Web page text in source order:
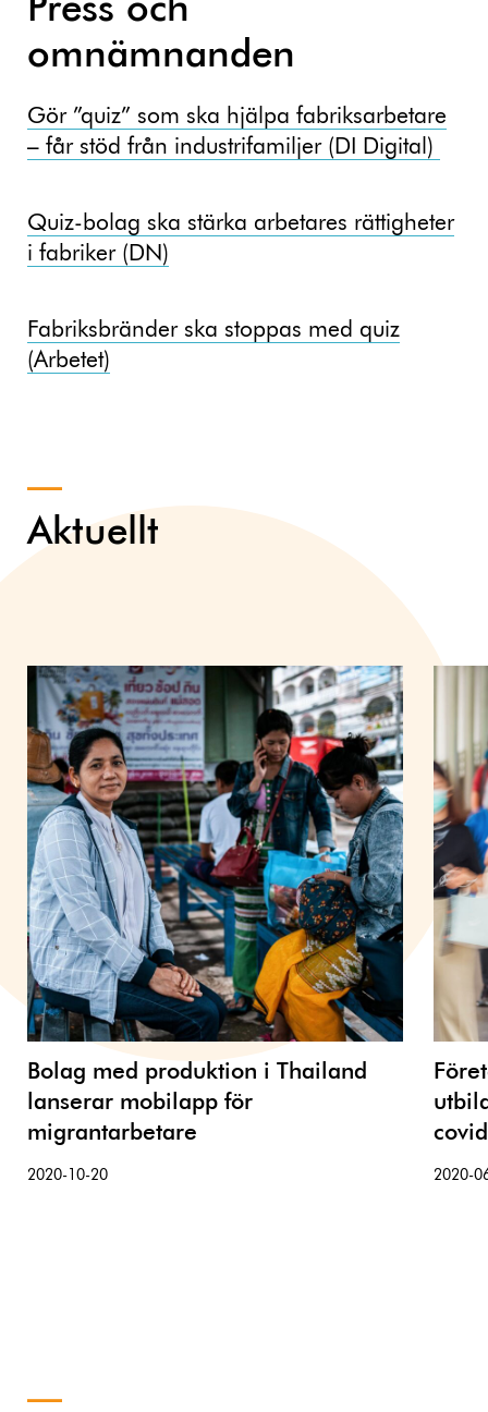
Press och
omnämnanden
Gör ”quiz” som ska hjälpa fabriksarbetare
– får stöd från industrifamiljer (DI Digital)
Quiz-bolag ska stärka arbetares rättigheter
i fabriker (DN)
Fabriksbränder ska stoppas med quiz
(Arbetet)
Aktuellt
Bolag med produktion i Thailand
lanserar mobilapp för
migrantarbetare
2020-10-20 2020-